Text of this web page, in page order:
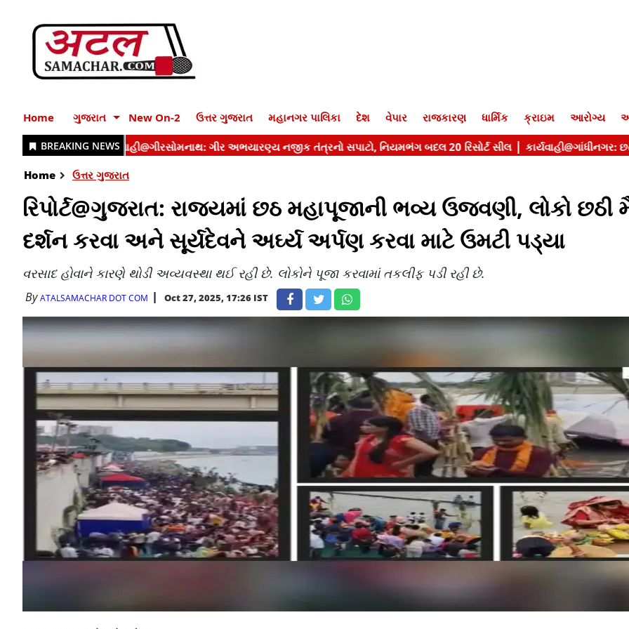
Home ગુજરાત New On-2 ઉત્તર ગુજરાત મહાનગર પાલિકા દેશ વેપાર રાજકારણ ધાર્મિક ક્રાઇમ આરોગ્ય
Home ઉત્તર ગુજરાત
રિપોર્ટ@ગુજરાત: રાજ્યમાં છઠ મહાપૂજાની ભવ્ય ઉજવણી, લોકો છઠી
દર્શન કરવા અને સૂર્યદેવને અર્ઘ્ય અર્પણ કરવા માટે ઉમટી પડ્યા
વરસાદ હોવાને કારણે થોડી અવ્યવસ્થા થઈ રહી છે. લોકોને પૂજા કરવામાં તકલીફ પડી રહી છે.
ByATALSAMACHAR DOT COM Oct 27, 2025, 17:26 IST